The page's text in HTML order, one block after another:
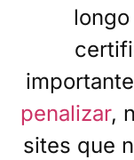
penalizar,
sites que